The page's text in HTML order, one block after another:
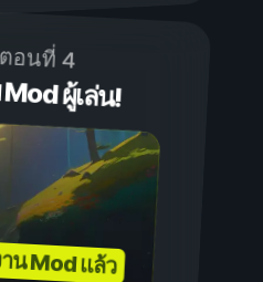
อนที่ 4
ผู้เล่น!
น Mod แล้ว